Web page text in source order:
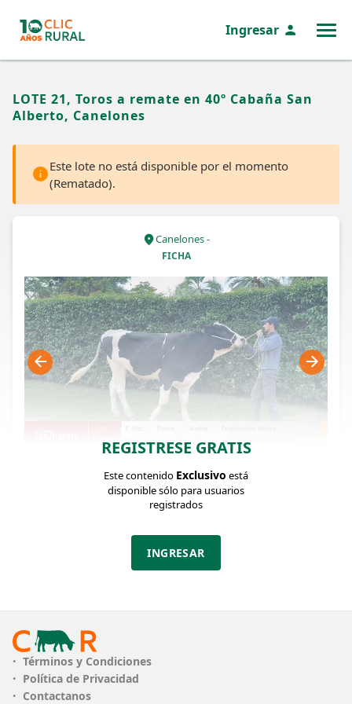
Ingresar
LOTE 21, Toros a remate en 40º Cabaña San
Alberto, Canelones
Este lote no está disponible por el momento
(Rematado).
FICHA
Canelones -
FICHA DEL LOTE Identificador: #368782
Categoría:
Toros
REGISTRESE GRATIS
Este contenido Exclusivo está
disponible sólo para usuarios
registrados
INGRESAR
Términos y Condiciones
Política de Privacidad
Contactanos